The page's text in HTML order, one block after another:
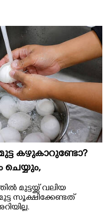
മുട്ട കഴുകാറുണ്ടോ?
മുട്ടയ്ക്ക് വലിയ
സൂക്ഷിക്കേണ്ടത്